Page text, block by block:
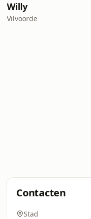
Willy
Vilvoorde
Contacten
Stad